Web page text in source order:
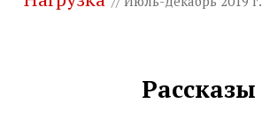
Рассказы